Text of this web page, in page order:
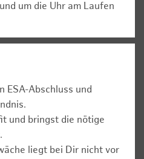
um die Uhr am Laufen
ESA-Abschluss und
und bringst die nötige
liegt bei Dir nicht vor